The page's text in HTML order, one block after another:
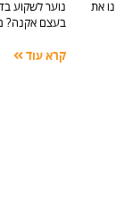
את
נוער לשקוע
בעצם אקנה?
קרא עוד